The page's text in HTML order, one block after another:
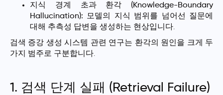
지식 경계 초과 환각 (Knowledge-Boundary
Hallucination): 모델의 지식 범위를 넘어선 질문에
대해 추측성 답변을 생성하는 현상입니다.
검색 증강 생성 시스템 관련 연구는 환각의 원인을 크게 두
가지 범주로 구분합니다.
1. 검색 단계 실패 (Retrieval Failure)